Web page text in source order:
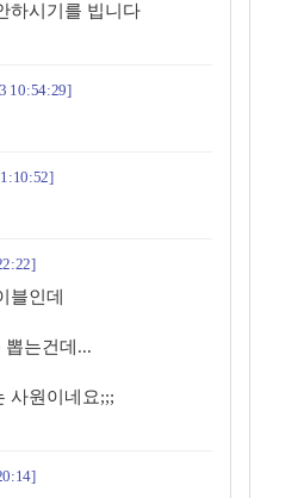
하시기를 빕니다
10:54:29]
블인데
뽑는건데...
사원이네요;;;